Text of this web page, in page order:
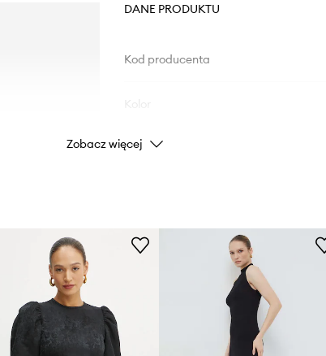
DANE PRODUKTU
Kod producenta
Marka
Zobacz więcej